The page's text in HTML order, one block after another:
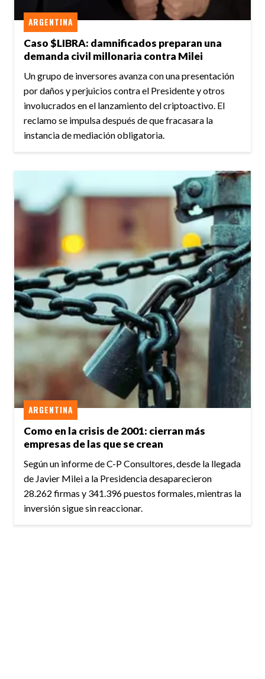
Caso $LIBRA: damnificados preparan una
demanda civil millonaria contra Milei
ARGENTINA
Un grupo de inversores avanza con una presentación
por daños y perjuicios contra el Presidente y otros
involucrados en el lanzamiento del criptoactivo. El
reclamo se impulsa después de que fracasara la
instancia de mediación obligatoria.
Como en la crisis de 2001: cierran más
empresas de las que se crean
ARGENTINA
Según un informe de C-P Consultores, desde la llegada
de Javier Milei a la Presidencia desaparecieron
28.262 firmas y 341.396 puestos formales, mientras la
inversión sigue sin reaccionar.